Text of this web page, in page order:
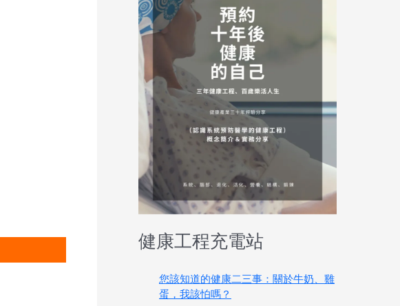
健康工程充電站
您該知道的健康二三事：關於牛奶、雞
蛋，我該怕嗎？